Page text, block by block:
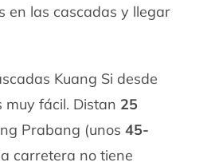
en las cascadas y llegar
Kuang Si desde
fácil. Distan 25
Prabang (unos 45-
carretera no tiene